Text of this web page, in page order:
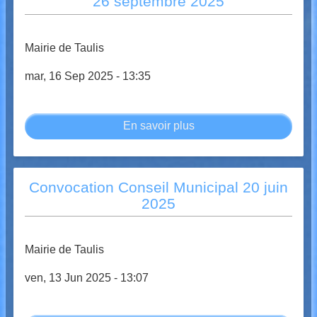
du
Mairie de Taulis
mar, 16 Sep 2025 - 13:35
En savoir plussur
Convocation
au
Municipal
Convocation Conseil Municipal 20 juin
2025
Mairie de Taulis
ven, 13 Jun 2025 - 13:07